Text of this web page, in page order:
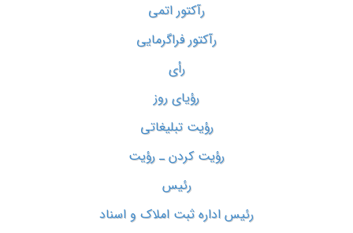
رآکتور اتمی
رآکتور فراگرمایی
رأی
رؤیای روز
رؤیت تبلیغاتی
رؤیت کردن ـ رؤیت
رئیس
رئیس اداره ثبت املاک و اسناد